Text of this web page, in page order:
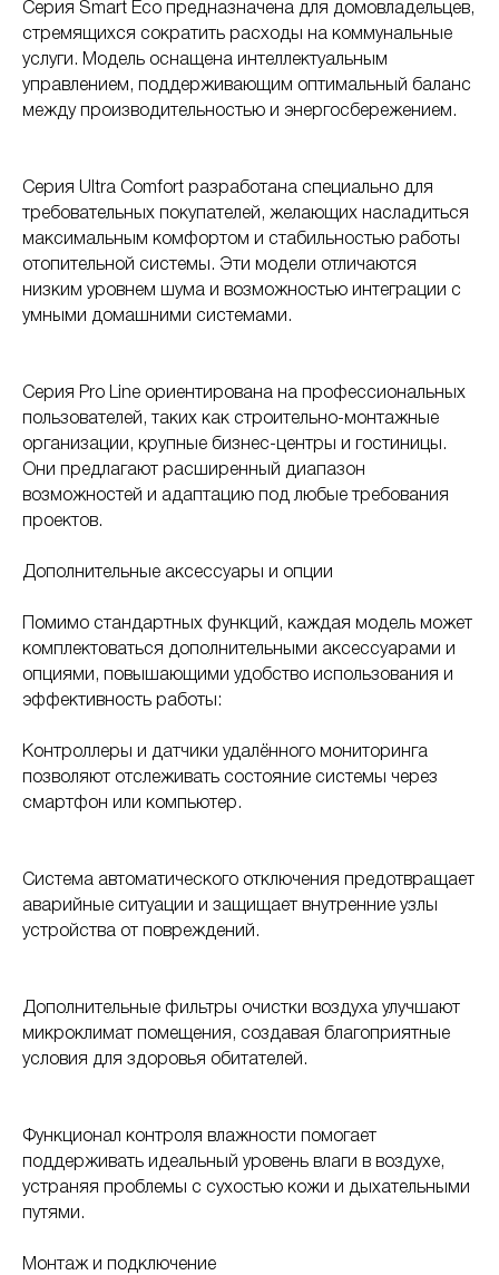
Серия Smart Eco предназначена для домовладельцев,
стремящихся сократить расходы на коммунальные
услуги. Модель оснащена интеллектуальным
управлением, поддерживающим оптимальный баланс
между производительностью и энергосбережением.
Серия Ultra Comfort разработана специально для
требовательных покупателей, желающих насладиться
максимальным комфортом и стабильностью работы
отопительной системы. Эти модели отличаются
низким уровнем шума и возможностью интеграции с
умными домашними системами.
Серия Pro Line ориентирована на профессиональных
пользователей, таких как строительно-монтажные
организации, крупные бизнес-центры и гостиницы.
Они предлагают расширенный диапазон
возможностей и адаптацию под любые требования
проектов.
Дополнительные аксессуары и опции
Помимо стандартных функций, каждая модель может
комплектоваться дополнительными аксессуарами и
опциями, повышающими удобство использования и
эффективность работы:
Контроллеры и датчики удалённого мониторинга
позволяют отслеживать состояние системы через
смартфон или компьютер.
Система автоматического отключения предотвращает
аварийные ситуации и защищает внутренние узлы
устройства от повреждений.
Дополнительные фильтры очистки воздуха улучшают
микроклимат помещения, создавая благоприятные
условия для здоровья обитателей.
Функционал контроля влажности помогает
поддерживать идеальный уровень влаги в воздухе,
устраняя проблемы с сухостью кожи и дыхательными
путями.
Монтаж и подключение